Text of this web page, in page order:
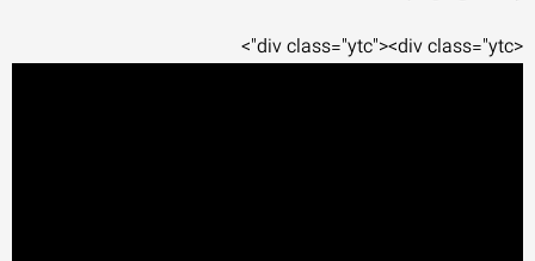
<div class="ytc"><div class="ytc">